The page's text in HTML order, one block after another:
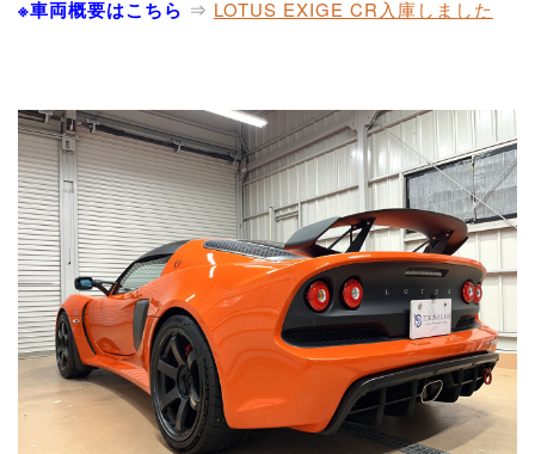
※車両概要はこちら ⇒ LOTUS EXIGE CR入庫しました